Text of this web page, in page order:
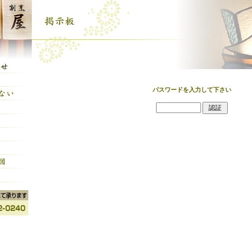
パスワードを入力して下さい